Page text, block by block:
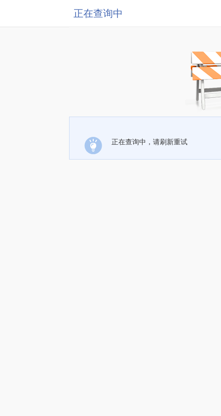
正在查询中
正在查询中，请刷新重试